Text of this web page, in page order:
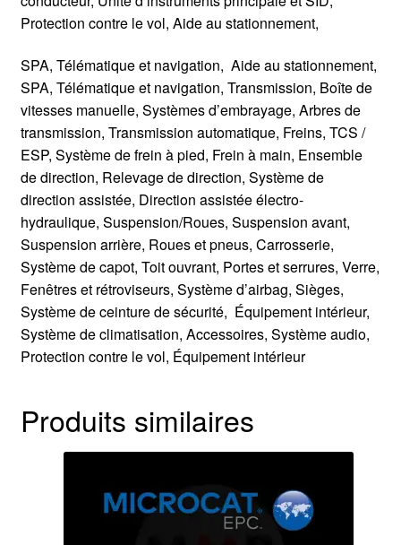
Protection contre le vol, Aide au stationnement,
SPA, Télématique et navigation, Aide au stationnement,
SPA, Télématique et navigation, Transmission, Boîte de
vitesses manuelle, Systèmes d’embrayage, Arbres de
transmission, Transmission automatique, Freins, TCS /
ESP, Système de frein à pied, Frein à main, Ensemble
de direction, Relevage de direction, Système de
direction assistée, Direction assistée électro-
hydraulique, Suspension/Roues, Suspension avant,
Suspension arrière, Roues et pneus, Carrosserie,
Système de capot, Toit ouvrant, Portes et serrures, Verre,
Fenêtres et rétroviseurs, Système d’airbag, Sièges,
Système de ceinture de sécurité, Équipement intérieur,
Système de climatisation, Accessoires, Système audio,
Protection contre le vol, Équipement intérieur
Produits similaires